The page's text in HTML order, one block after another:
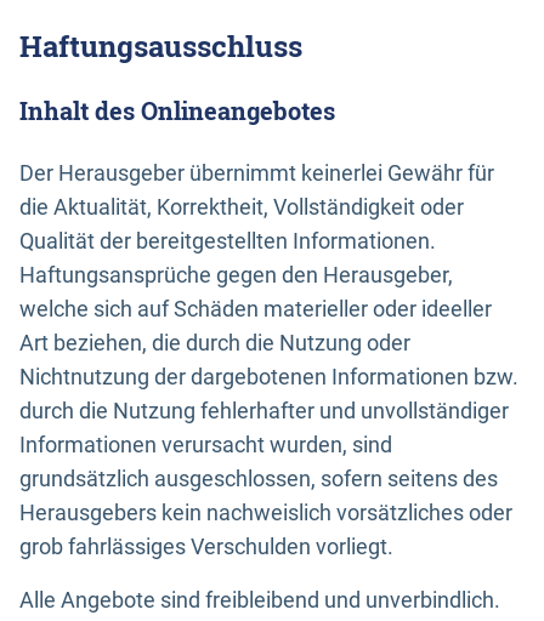
Haftungsausschluss
Inhalt des Onlineangebotes
Der Herausgeber übernimmt keinerlei Gewähr für
die Aktualität, Korrektheit, Vollständigkeit oder
Qualität der bereitgestellten Informationen.
Haftungsansprüche gegen den Herausgeber,
welche sich auf Schäden materieller oder ideeller
Art beziehen, die durch die Nutzung oder
Nichtnutzung der dargebotenen Informationen bzw.
durch die Nutzung fehlerhafter und unvollständiger
Informationen verursacht wurden, sind
grundsätzlich ausgeschlossen, sofern seitens des
Herausgebers kein nachweislich vorsätzliches oder
grob fahrlässiges Verschulden vorliegt.
Alle Angebote sind freibleibend und unverbindlich.